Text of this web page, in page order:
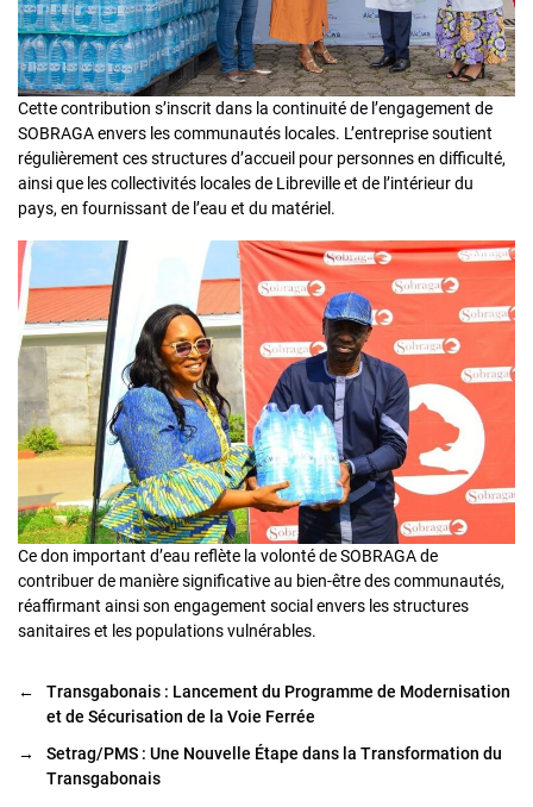
Cette contribution s’inscrit dans la continuité de l’engagement de
SOBRAGA envers les communautés locales. L’entreprise soutient
régulièrement ces structures d’accueil pour personnes en difficulté,
ainsi que les collectivités locales de Libreville et de l’intérieur du
pays, en fournissant de l’eau et du matériel.
Ce don important d’eau reflète la volonté de SOBRAGA de
contribuer de manière significative au bien-être des communautés,
réaffirmant ainsi son engagement social envers les structures
sanitaires et les populations vulnérables.
←
Transgabonais : Lancement du Programme de Modernisation
et de Sécurisation de la Voie Ferrée
→
Setrag/PMS : Une Nouvelle Étape dans la Transformation du
Transgabonais